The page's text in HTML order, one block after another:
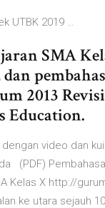
UTBK 2019 …
SMA
2013
Education.
video dan
(PDF)
Kelas X http://
ke utara sejauh